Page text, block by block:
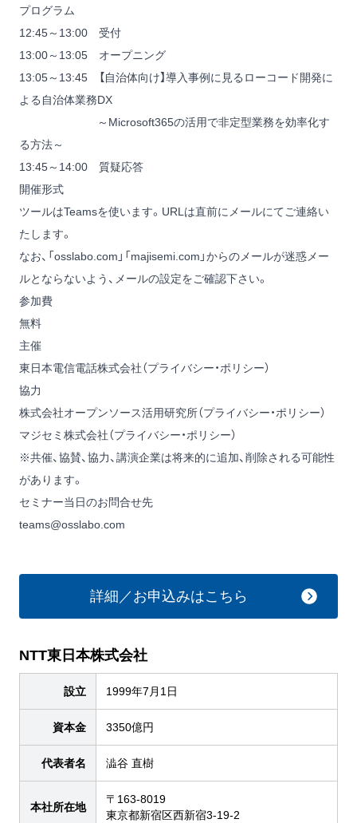
プログラム
12:45～13:00 受付
13:00～13:05 オープニング
13:05～13:45 【自治体向け】導入事例に見るローコード開発に
よる自治体業務DX
～Microsoft365の活用で非定型業務を効率化す
る方法～
13:45～14:00 質疑応答
開催形式
ツールはTeamsを使います。URLは直前にメールにてご連絡い
たします。
なお、「osslabo.com」「majisemi.com」からのメールが迷惑メー
ルとならないよう、メールの設定をご確認下さい。
参加費
無料
主催
東日本電信電話株式会社（プライバシー・ポリシー）
協力
株式会社オープンソース活用研究所（プライバシー・ポリシー）
マジセミ株式会社（プライバシー・ポリシー）
※共催、協賛、協力、講演企業は将来的に追加、削除される可能性
があります。
セミナー当日のお問合せ先
teams@osslabo.com
詳細／お申込みはこちら
NTT東日本株式会社
設立 1999年7月1日
資本金 3350億円
代表者名 澁谷 直樹
本社所在地
〒163-8019
東京都新宿区西新宿3-19-2